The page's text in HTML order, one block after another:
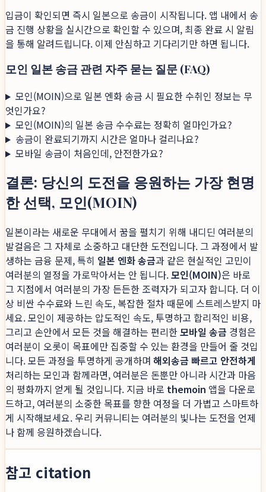
입금이 확인되면 즉시 일본으로 송금이 시작됩니다. 앱 내에서 송
금 진행 상황을 실시간으로 확인할 수 있으며, 최종 완료 시 알림
을 통해 알려드립니다. 이제 안심하고 기다리기만 하면 됩니다.
모인 일본 송금 관련 자주 묻는 질문 (FAQ)
모인(MOIN)으로 일본 엔화 송금 시 필요한 수취인 정보는 무
엇인가요?
모인(MOIN)의 일본 송금 수수료는 정확히 얼마인가요?
송금이 완료되기까지 시간은 얼마나 걸리나요?
모바일 송금이 처음인데, 안전한가요?
결론: 당신의 도전을 응원하는 가장 현명
한 선택, 모인(MOIN)
일본이라는 새로운 무대에서 꿈을 펼치기 위해 내디딘 여러분의
발걸음은 그 자체로 소중하고 대단한 도전입니다. 그 과정에서 발
생하는 금융 문제, 특히 일본 엔화 송금과 같은 현실적인 고민이
여러분의 열정을 가로막아서는 안 됩니다.모인(MOIN)은 바로
그 지점에서 여러분의 가장 든든한 조력자가 되고자 합니다. 더 이
상 비싼 수수료와 느린 속도, 복잡한 절차 때문에 스트레스받지 마
세요. 모인이 제공하는 압도적인 속도, 투명하고 합리적인 비용,
그리고 손안에서 모든 것을 해결하는 편리한모바일 송금 경험은
여러분이 오롯이 목표에만 집중할 수 있는 환경을 만들어 줄 것입
니다. 모든 과정을 투명하게 공개하며 해외송금 빠르고 안전하게
처리하는 모인과 함께라면, 여러분은 돈뿐만 아니라 시간과 마음
의 평화까지 얻게 될 것입니다. 지금 바로 themoin 앱을 다운로
드하고, 여러분의 소중한 목표를 향한 여정을 더 가볍고 스마트하
게 시작해보세요. 우리 커뮤니티는 여러분의 빛나는 도전을 언제
나 함께 응원하겠습니다.
참고 citation